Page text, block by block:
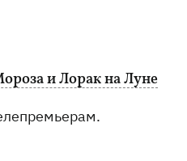
и Лорак на Луне